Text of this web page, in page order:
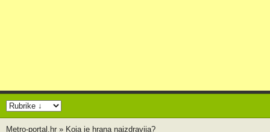
Metro-portal.hr » Koja je hrana najzdravija?